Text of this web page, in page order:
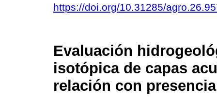
https://doi.org/10.31285/
Evaluación
isotópica de capas
relación con